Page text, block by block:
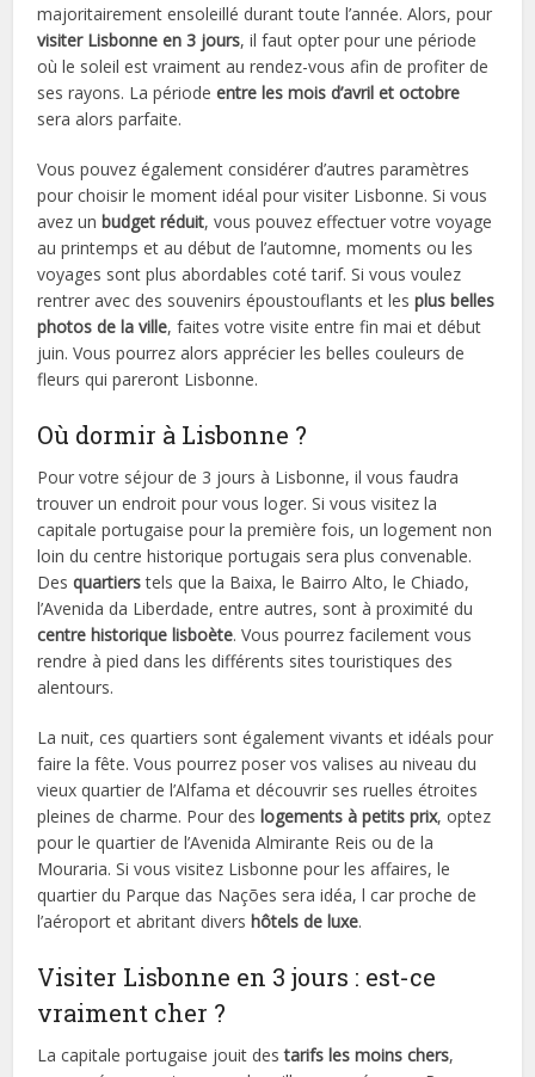
majoritairement ensoleillé durant toute l’année. Alors, pour
visiter Lisbonne en 3 jours, il faut opter pour une période
où le soleil est vraiment au rendez-vous afin de profiter de
ses rayons. La périodeentre les mois d’avril et octobre
sera alors parfaite.
Vous pouvez également considérer d’autres paramètres
pour choisir le moment idéal pour visiter Lisbonne. Si vous
avez unbudget réduit, vous pouvez effectuer votre voyage
au printemps et au début de l’automne, moments ou les
voyages sont plus abordables coté tarif. Si vous voulez
rentrer avec des souvenirs époustouflants et lesplus belles
photos de la ville, faites votre visite entre fin mai et début
juin. Vous pourrez alors apprécier les belles couleurs de
fleurs qui pareront Lisbonne.
Où dormir à Lisbonne ?
Pour votre séjour de 3 jours à Lisbonne, il vous faudra
trouver un endroit pour vous loger. Si vous visitez la
capitale portugaise pour la première fois, un logement non
loin du centre historique portugais sera plus convenable.
Desquartierstels que la Baixa, le Bairro Alto, le Chiado,
l’Avenida da Liberdade, entre autres, sont à proximité du
centre historique lisboète. Vous pourrez facilement vous
rendre à pied dans les différents sites touristiques des
alentours.
La nuit, ces quartiers sont également vivants et idéals pour
faire la fête. Vous pourrez poser vos valises au niveau du
vieux quartier de l’Alfama et découvrir ses ruelles étroites
pleines de charme. Pour deslogements à petits prix, optez
pour le quartier de l’Avenida Almirante Reis ou de la
Mouraria. Si vous visitez Lisbonne pour les affaires, le
quartier du Parque das Nações sera idéa, l car proche de
l’aéroport et abritant divershôtels de luxe.
Visiter Lisbonne en 3 jours : est-ce
vraiment cher ?
La capitale portugaise jouit destarifs les moins chers,